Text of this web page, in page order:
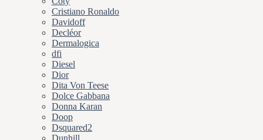
Cristiano Ronaldo
Davidoff
Decléor
Dermalogica
dfi
Diesel
Dior
Dita Von Teese
Dolce Gabbana
Donna Karan
Doop
Dsquared2
Dunhill